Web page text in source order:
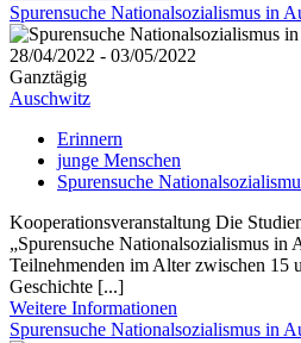
Spurensuche Nationalsozialismus in
28/04/2022 - 03/05/2022
Ganztägig
Auschwitz
Erinnern
junge Menschen
Spurensuche
Kooperationsveranstaltung Die
„Spurensuche Nationalsozialismus in
Teilnehmenden im Alter zwischen 15
Geschichte [...]
Weitere Informationen
Spurensuche Nationalsozialismus in